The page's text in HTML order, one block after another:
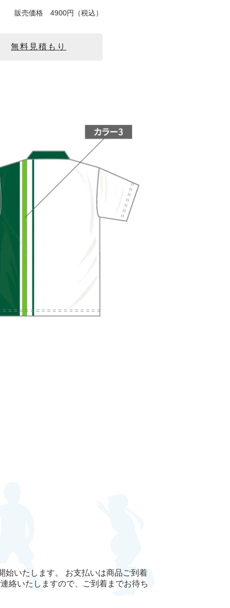
販売価格 4900円（税込）
無料見積もり
始いたします。 お支払いは商品ご到着
絡いたしますので、ご到着までお待ち